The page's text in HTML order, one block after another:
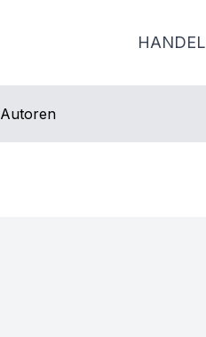
HANDEL
Autoren